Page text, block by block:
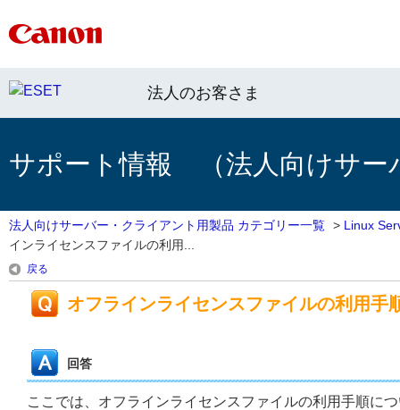
法人のお客さま
サポート情報 （法人向けサー
法人向けサーバー・クライアント用製品 カテゴリー一覧 > Linux
インライセンスファイルの利用...
戻る
オフラインライセンスファイルの利用手
回答
ここでは、オフラインライセンスファイルの利用手順に